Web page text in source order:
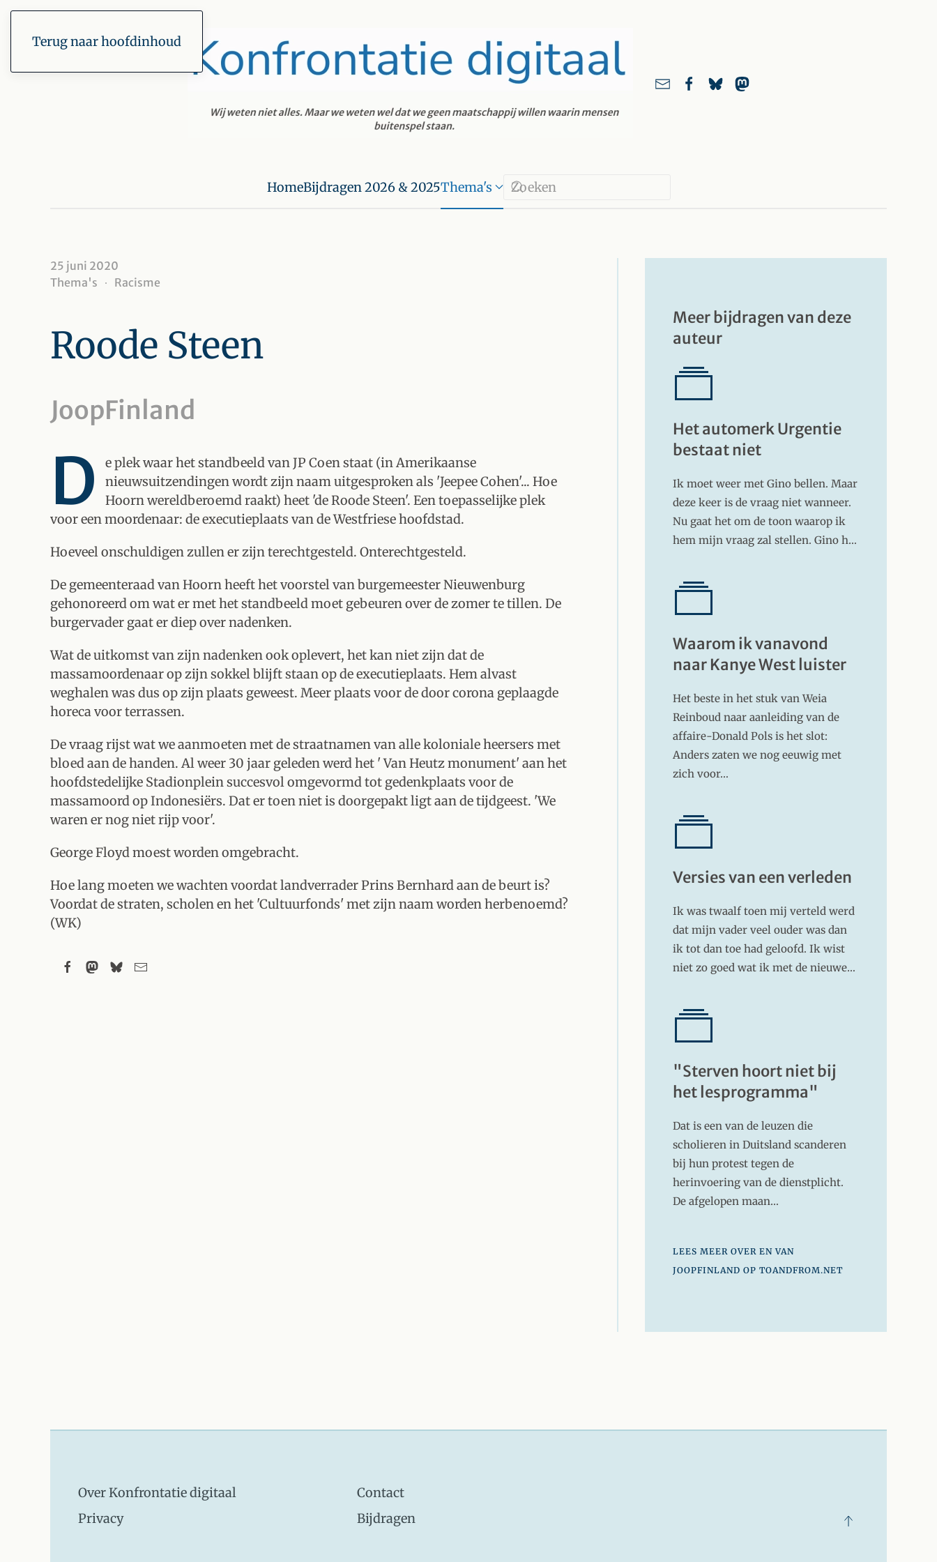
Terug naar hoofdinhoud
HomeBijdragen 2026 & 2025Thema's
25 juni 2020
Thema's
Racisme
Roode Steen
JoopFinland
D
e plek waar het standbeeld van JP Coen staat (in Amerikaanse
nieuwsuitzendingen wordt zijn naam uitgesproken als 'Jeepee Cohen'... Hoe
Hoorn wereldberoemd raakt) heet 'de Roode Steen'. Een toepasselijke plek
voor een moordenaar: de executieplaats van de Westfriese hoofdstad.
Hoeveel onschuldigen zullen er zijn terechtgesteld. Onterechtgesteld.
De gemeenteraad van Hoorn heeft het voorstel van burgemeester Nieuwenburg
gehonoreerd om wat er met het standbeeld moet gebeuren over de zomer te tillen. De
burgervader gaat er diep over nadenken.
Wat de uitkomst van zijn nadenken ook oplevert, het kan niet zijn dat de
massamoordenaar op zijn sokkel blijft staan op de executieplaats. Hem alvast
weghalen was dus op zijn plaats geweest. Meer plaats voor de door corona geplaagde
horeca voor terrassen.
De vraag rijst wat we aanmoeten met de straatnamen van alle koloniale heersers met
bloed aan de handen. Al weer 30 jaar geleden werd het ' Van Heutz monument' aan het
hoofdstedelijke Stadionplein succesvol omgevormd tot gedenkplaats voor de
massamoord op Indonesiërs. Dat er toen niet is doorgepakt ligt aan de tijdgeest. 'We
waren er nog niet rijp voor'.
George Floyd moest worden omgebracht.
Hoe lang moeten we wachten voordat landverrader Prins Bernhard aan de beurt is?
Voordat de straten, scholen en het 'Cultuurfonds' met zijn naam worden herbenoemd?
(WK)
Meer bijdragen van deze
auteur
Het automerk Urgentie
bestaat niet
Ik moet weer met Gino bellen. Maar
deze keer is de vraag niet wanneer.
Nu gaat het om de toon waarop ik
hem mijn vraag zal stellen. Gino h…
Waarom ik vanavond
naar Kanye West luister
Het beste in het stuk van Weia
Reinboud naar aanleiding van de
affaire-Donald Pols is het slot:
Anders zaten we nog eeuwig met
zich voor…
Versies van een verleden
Ik was twaalf toen mij verteld werd
dat mijn vader veel ouder was dan
ik tot dan toe had geloofd. Ik wist
niet zo goed wat ik met de nieuwe…
"Sterven hoort niet bij
het lesprogramma"
Dat is een van de leuzen die
scholieren in Duitsland scanderen
bij hun protest tegen de
herinvoering van de dienstplicht.
De afgelopen maan…
LEES MEER OVER EN VAN
JOOPFINLAND OP TOANDFROM.NET
Over Konfrontatie digitaal
Privacy
Contact
Bijdragen